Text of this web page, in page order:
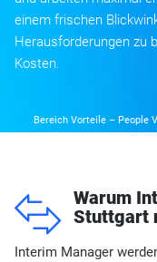
Bereich Vorteile – People
einem frischen
Herausforderungen zu
Kosten.
o
Warum
Stuttgart
Interim Manager